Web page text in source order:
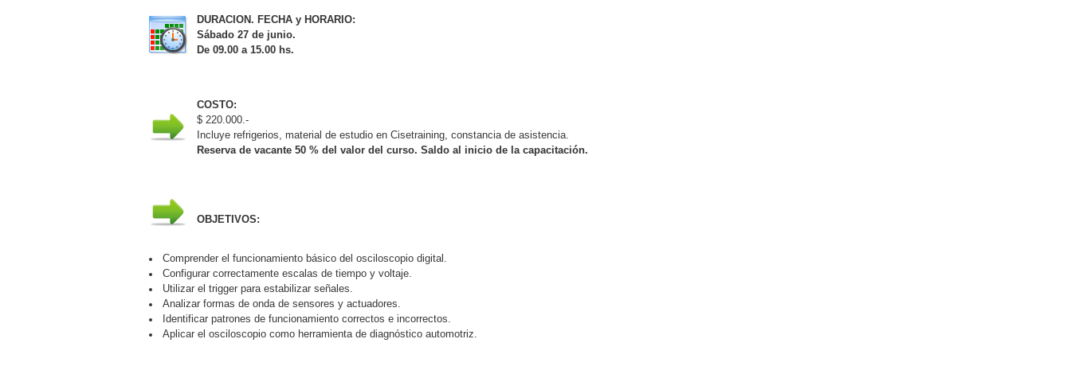
DURACION. FECHA y HORARIO:
Sábado 27 de junio.
De 09.00 a 15.00 hs.
COSTO:
$ 220.000.-
Incluye refrigerios, material de estudio en Cisetraining, constancia de asistencia.
Reserva de vacante 50 % del valor del curso. Saldo al inicio de la capacitación.
OBJETIVOS:
Comprender el funcionamiento básico del osciloscopio digital.
Configurar correctamente escalas de tiempo y voltaje.
Utilizar el trigger para estabilizar señales.
Analizar formas de onda de sensores y actuadores.
Identificar patrones de funcionamiento correctos e incorrectos.
Aplicar el osciloscopio como herramienta de diagnóstico automotriz.